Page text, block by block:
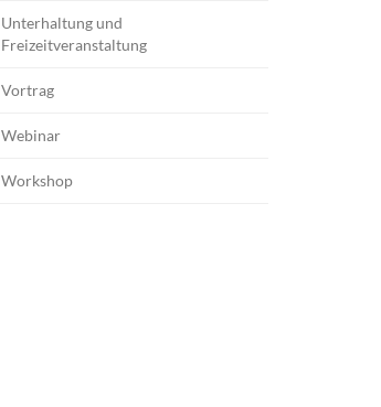
Unterhaltung und
Freizeitveranstaltung
Vortrag
Webinar
Workshop